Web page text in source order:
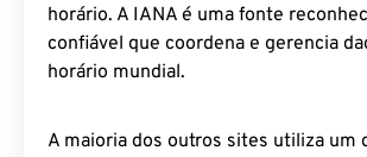
horário. A IANA é uma fonte
confiável que coordena e gerencia
horário mundial.
A maioria dos outros sites utiliza um